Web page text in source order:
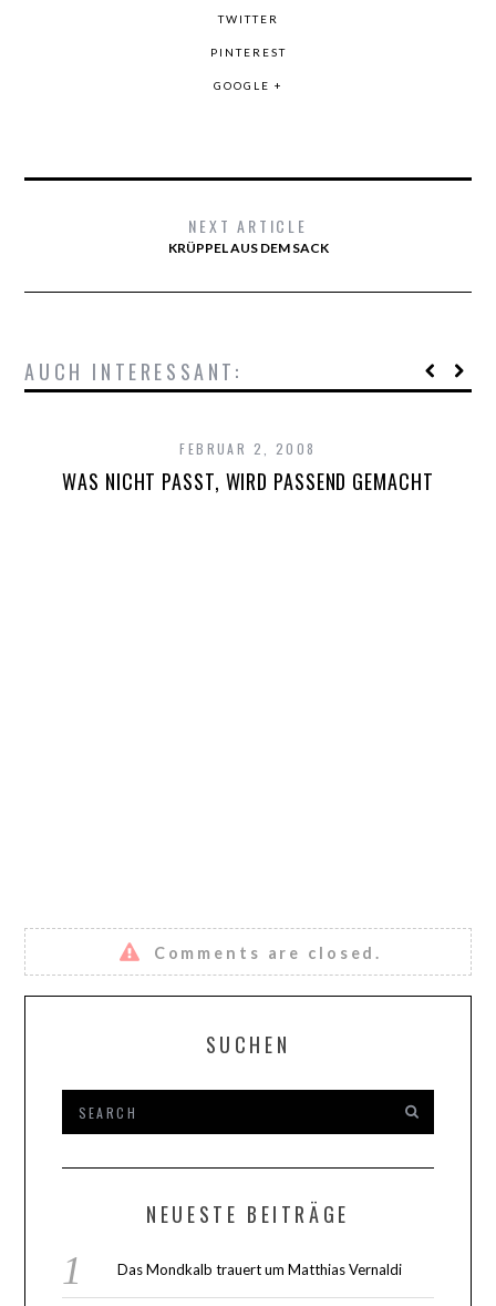
TWITTER
PINTEREST
GOOGLE +
NEXT ARTICLE
KRÜPPEL AUS DEM SACK
AUCH INTERESSANT:
FEBRUAR 2, 2008
WAS NICHT PASST, WIRD PASSEND GEMACHT
Comments are closed.
SUCHEN
NEUESTE BEITRÄGE
Das Mondkalb trauert um Matthias Vernaldi